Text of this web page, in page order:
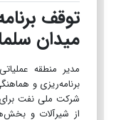
توقف
میدان
مدیر منطقه
برنامه‌ریزی و
شرکت ملی نفت
از شیرآلات و